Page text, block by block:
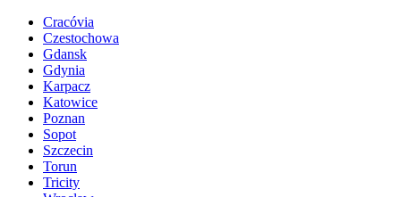
Cracóvia
Czestochowa
Gdansk
Gdynia
Karpacz
Katowice
Poznan
Sopot
Szczecin
Torun
Tricity